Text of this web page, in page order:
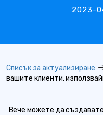
2023-
Списък за актуализиране
вашите клиенти,
Вече можете да